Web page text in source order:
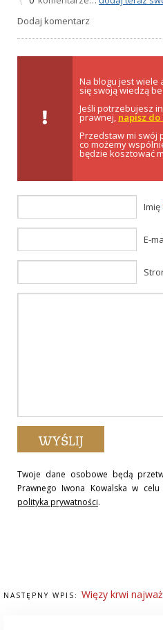
Dodaj komentarz
Na blogu jest wiele
się swoją wiedzą
Jeśli potrzebujesz
prawnej, napisz do
Przedstaw mi swój
co możemy
będzie kosztować
Imię
E-
Twoje dane osobowe będą
Prawnego Iwona Kowalska w celu
polityka prywatności.
NASTĘPNY WPIS: Więzy krwi